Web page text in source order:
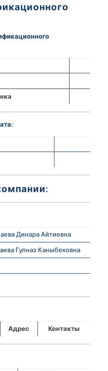
Динара Айтиевна
Гулназ Каныбековна
Адрес Контакты